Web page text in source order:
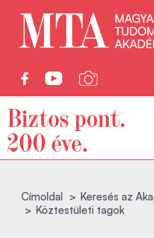
Címoldal
Keresés az
Köztestületi tagok